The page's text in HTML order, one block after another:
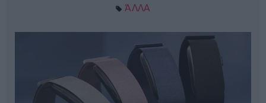
ΆΛΛΑ